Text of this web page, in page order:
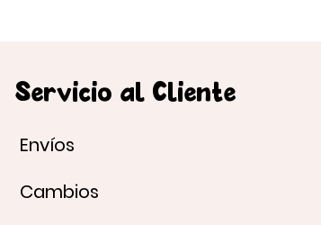
Servicio al Cliente
Envíos
Cambios